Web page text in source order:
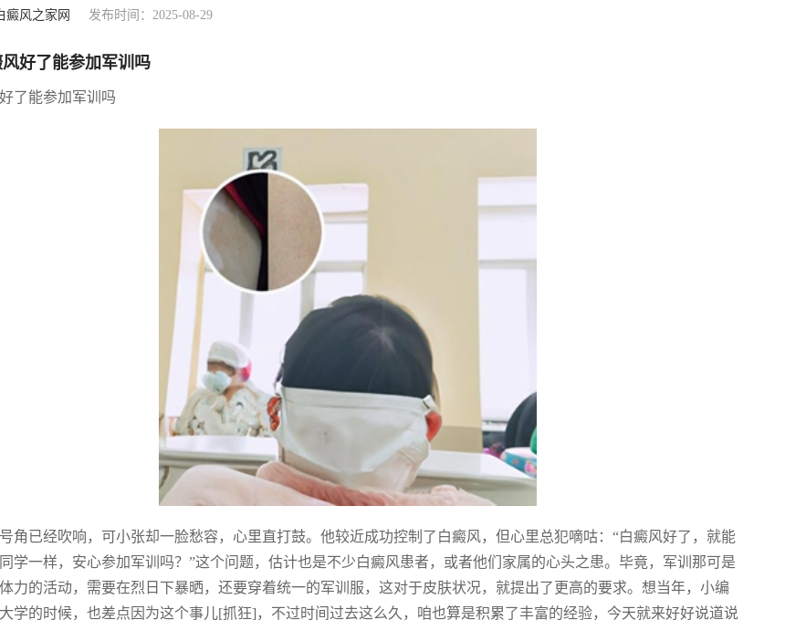
癜风之家网 发布时间：2025-08-29
风好了能参加军训吗
了能参加军训吗
角已经吹响，可小张却一脸愁容，心里直打鼓。他较近成功控制了白癜风，但心里总犯嘀咕：“白癜风好了，就能
学一样，安心参加军训吗？”这个问题，估计也是不少白癜风患者，或者他们家属的心头之患。毕竟，军训那可是
力的活动，需要在烈日下暴晒，还要穿着统一的军训服，这对于皮肤状况，就提出了更高的要求。想当年，小编
学的时候，也差点因为这个事儿[抓狂]，不过时间过去这么久，咱也算是积累了丰富的经验，今天就来好好说道说